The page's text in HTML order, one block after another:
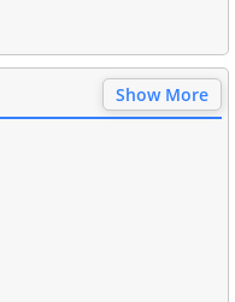
Show More